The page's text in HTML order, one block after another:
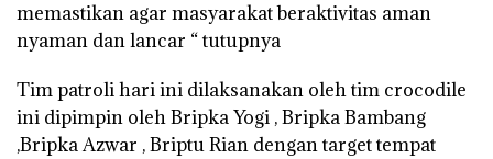
memastikan agar masyarakat beraktivitas aman
nyaman dan lancar “ tutupnya
Tim patroli hari ini dilaksanakan oleh tim crocodile
ini dipimpin oleh Bripka Yogi , Bripka Bambang
,Bripka Azwar , Briptu Rian dengan target tempat